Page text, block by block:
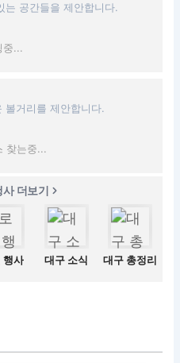
는 공간들을 제안합니다.
중...
볼거리를 제안합니다.
찾는중...
사 더보기
행사 대구 소식 대구 총정리